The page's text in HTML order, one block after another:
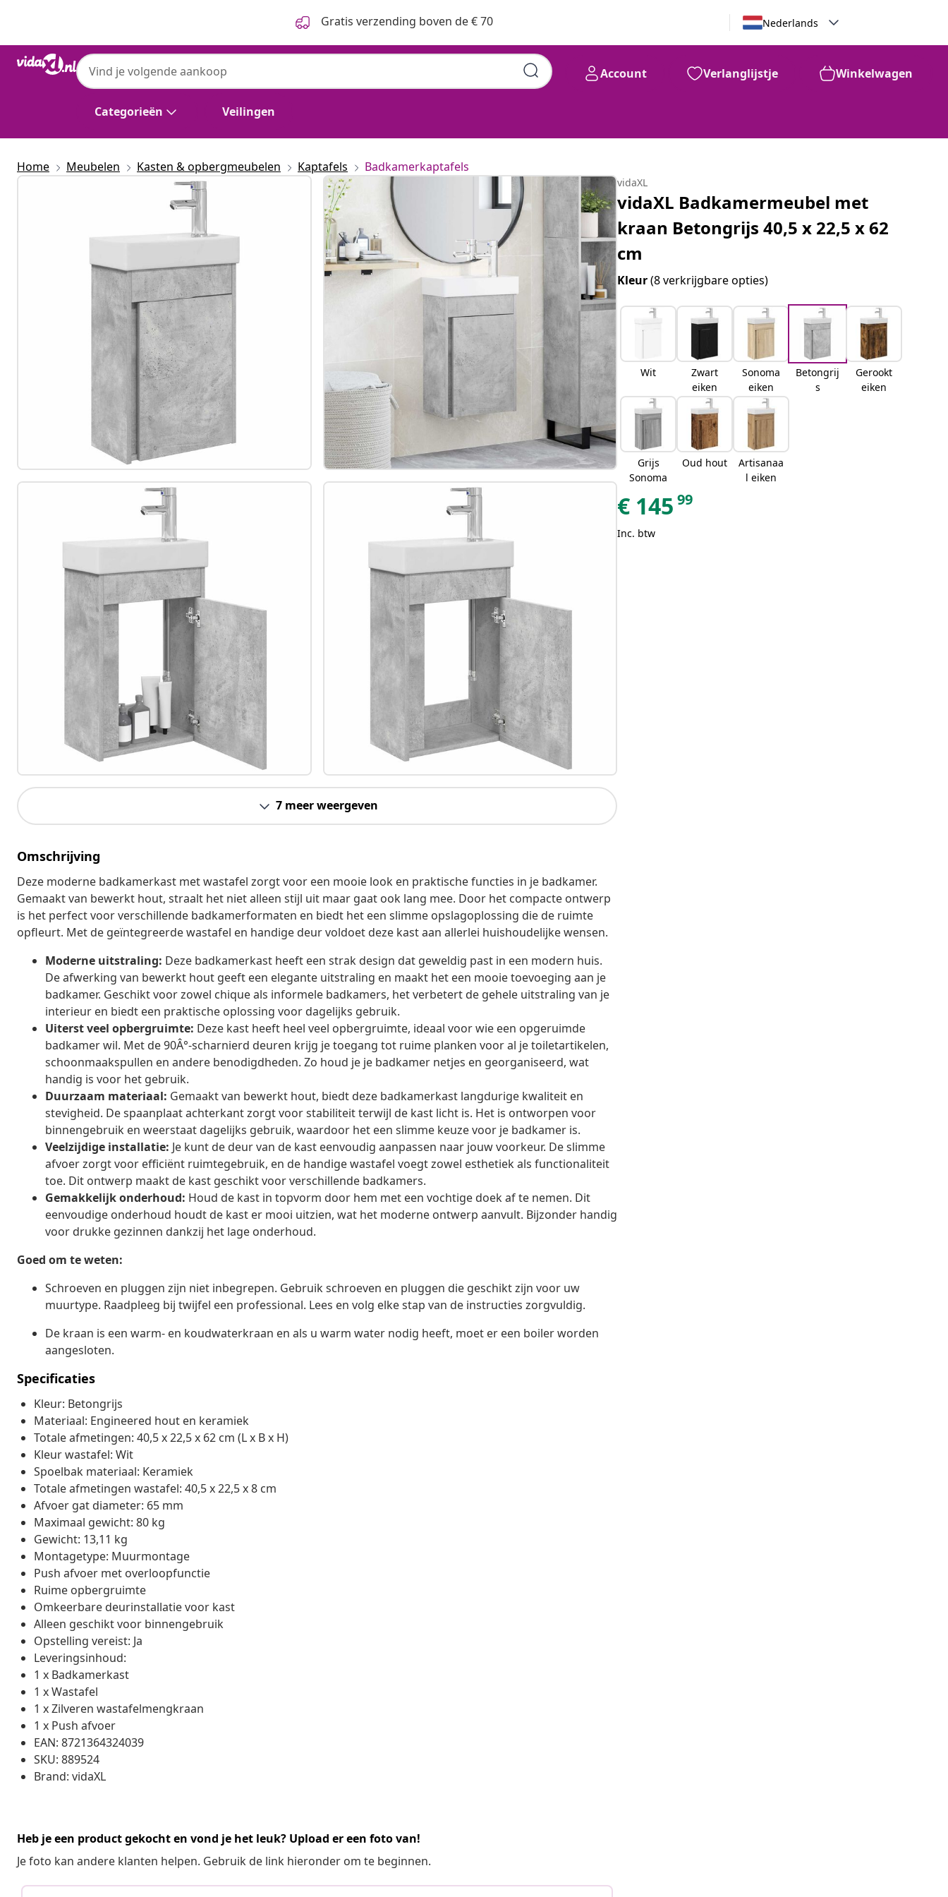
Gratis verzending boven de € 70 Nederlands
Categorieën Veilingen
Account Verlanglijstje Winkelwagen
Home Meubelen Kasten & opbergmeubelen Kaptafels Badkamerkaptafels
7 meer weergeven
Omschrijving
Deze moderne badkamerkast met wastafel zorgt voor een mooie look en praktische functies in je badkamer.
Gemaakt van bewerkt hout, straalt het niet alleen stijl uit maar gaat ook lang mee. Door het compacte ontwerp
is het perfect voor verschillende badkamerformaten en biedt het een slimme opslagoplossing die de ruimte
opfleurt. Met de geïntegreerde wastafel en handige deur voldoet deze kast aan allerlei huishoudelijke wensen.
Moderne uitstraling: Deze badkamerkast heeft een strak design dat geweldig past in een modern huis.
De afwerking van bewerkt hout geeft een elegante uitstraling en maakt het een mooie toevoeging aan je
badkamer. Geschikt voor zowel chique als informele badkamers, het verbetert de gehele uitstraling van je
interieur en biedt een praktische oplossing voor dagelijks gebruik.
Uiterst veel opbergruimte: Deze kast heeft heel veel opbergruimte, ideaal voor wie een opgeruimde
badkamer wil. Met de 90Â°-scharnierd deuren krijg je toegang tot ruime planken voor al je toiletartikelen,
schoonmaakspullen en andere benodigdheden. Zo houd je je badkamer netjes en georganiseerd, wat
handig is voor het gebruik.
Duurzaam materiaal: Gemaakt van bewerkt hout, biedt deze badkamerkast langdurige kwaliteit en
stevigheid. De spaanplaat achterkant zorgt voor stabiliteit terwijl de kast licht is. Het is ontworpen voor
binnengebruik en weerstaat dagelijks gebruik, waardoor het een slimme keuze voor je badkamer is.
Veelzijdige installatie: Je kunt de deur van de kast eenvoudig aanpassen naar jouw voorkeur. De slimme
afvoer zorgt voor efficiënt ruimtegebruik, en de handige wastafel voegt zowel esthetiek als functionaliteit
toe. Dit ontwerp maakt de kast geschikt voor verschillende badkamers.
Gemakkelijk onderhoud: Houd de kast in topvorm door hem met een vochtige doek af te nemen. Dit
eenvoudige onderhoud houdt de kast er mooi uitzien, wat het moderne ontwerp aanvult. Bijzonder handig
voor drukke gezinnen dankzij het lage onderhoud.
Goed om te weten:
Schroeven en pluggen zijn niet inbegrepen. Gebruik schroeven en pluggen die geschikt zijn voor uw
muurtype. Raadpleeg bij twijfel een professional. Lees en volg elke stap van de instructies zorgvuldig.
De kraan is een warm- en koudwaterkraan en als u warm water nodig heeft, moet er een boiler worden
aangesloten.
Specificaties
Kleur: Betongrijs
Materiaal: Engineered hout en keramiek
Totale afmetingen: 40,5 x 22,5 x 62 cm (L x B x H)
Kleur wastafel: Wit
Spoelbak materiaal: Keramiek
Totale afmetingen wastafel: 40,5 x 22,5 x 8 cm
Afvoer gat diameter: 65 mm
Maximaal gewicht: 80 kg
Gewicht: 13,11 kg
Montagetype: Muurmontage
Push afvoer met overloopfunctie
Ruime opbergruimte
Omkeerbare deurinstallatie voor kast
Alleen geschikt voor binnengebruik
Opstelling vereist: Ja
Leveringsinhoud:
1 x Badkamerkast
1 x Wastafel
1 x Zilveren wastafelmengkraan
1 x Push afvoer
EAN: 8721364324039
SKU: 889524
Brand: vidaXL
Heb je een product gekocht en vond je het leuk? Upload er een foto van!
Je foto kan andere klanten helpen. Gebruik de link hieronder om te beginnen.
vidaXL
vidaXL Badkamermeubel met
kraan Betongrijs 40,5 x 22,5 x 62
cm
Kleur(8 verkrijgbare opties)
Wit
Zwart
eiken
Sonoma
eiken
Betongrij
s
Gerookt
eiken
Grijs
Sonoma
Oud hout
Artisanaa
l eiken
€ 145 99
Inc. btw